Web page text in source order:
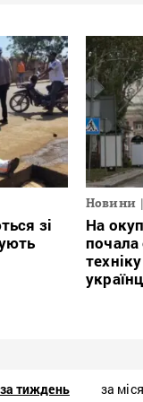
зі
Новини
На
почала
за тиждень за